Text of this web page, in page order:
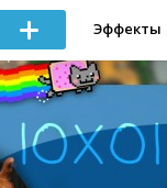
Эффекты